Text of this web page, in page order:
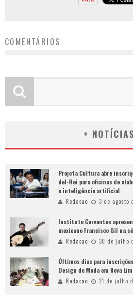
COMENTÁRIOS
+ NOTÍCIAS
Projeta Cultura abre
del-Rei para oficinas de
e inteligência artificial
Redacao 3 de agosto
Instituto Cervantes
mexicano Francisco Gil na
Redacao 30 de julho
Últimos dias para
Design de Moda em Nova
Redacao 21 de julho